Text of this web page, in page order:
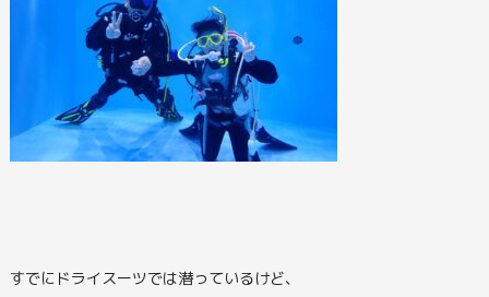
すでにドライスーツでは潜っているけど、